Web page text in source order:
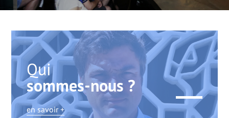
Qui
sommes-nous ?
en savoir +